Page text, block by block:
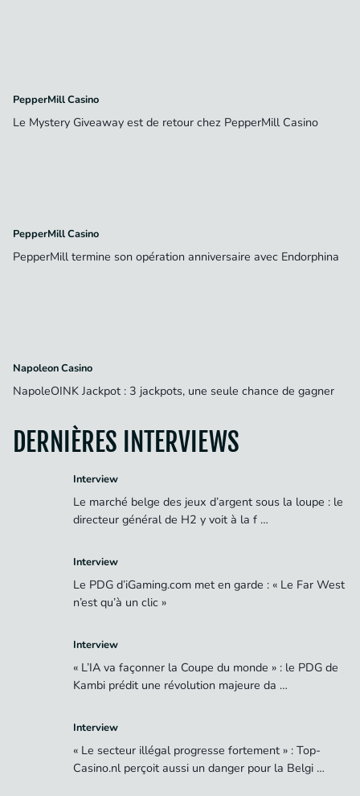
PepperMill Casino
Le Mystery Giveaway est de retour chez PepperMill Casino
PepperMill Casino
PepperMill termine son opération anniversaire avec Endorphina
Napoleon Casino
NapoleOINK Jackpot : 3 jackpots, une seule chance de gagner
DERNIÈRES INTERVIEWS
Interview
Le marché belge des jeux d’argent sous la loupe : le
directeur général de H2 y voit à la f …
Interview
Le PDG d’iGaming.com met en garde : « Le Far West
n’est qu’à un clic »
Interview
« L’IA va façonner la Coupe du monde » : le PDG de
Kambi prédit une révolution majeure da …
Interview
« Le secteur illégal progresse fortement » : Top-
Casino.nl perçoit aussi un danger pour la Belgi …